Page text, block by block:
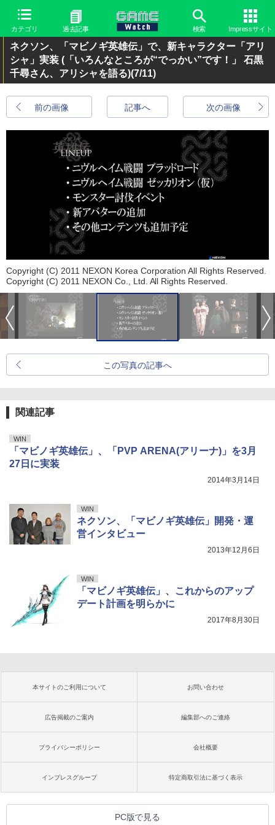
カテゴリ 過去記事 検索 Impressサイト
ネクソン、「マビノギ英雄伝」で、新キャラクター「アリ
シャ」実装 (「いろんなところが“でっかい”です！」 石黒
千尋さん、アリシャを語る)(7/11)
前の画像 次の画像
記事へ
Copyright (C) 2011 NEXON Korea Corporation All Rights Reserved.
Copyright (C) 2011 NEXON Co., Ltd. All Rights Reserved.
この写真の記事へ
関連記事
WIN
「マビノギ英雄伝」、「PVP ARENA(アリーナ)」を3月
27日に実装
2014年3月14日
WIN
ネクソン、「マビノギ英雄伝」開発・運
営インタビュー
2013年12月6日
WIN
「マビノギ英雄伝」、これからのアップ
デート計画を明らかに
2017年8月30日
本サイトのご利用について お問い合わせ
広告掲載のご案内 編集部へのご連絡
プライバシーポリシー 会社概要
インプレスグループ 特定商取引法に基づく表示
PC版で見る